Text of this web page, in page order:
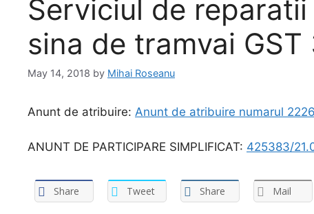
Serviciul de
sina de tramvai
May 14, 2018 by Mihai Roseanu
Anunt de atribuire: Anunt de atribuire numarul
ANUNT DE PARTICIPARE SIMPLIFICAT: 425383/
Share Tweet Share Mail